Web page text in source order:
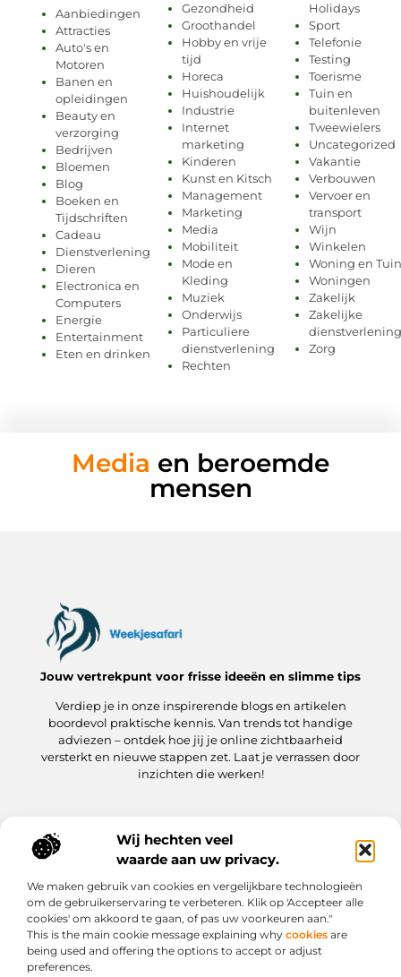
Wij hechten veel
waarde aan uw privacy.
We maken gebruik van cookies en vergelijkbare technologieën
om de gebruikerservaring te verbeteren. Klik op 'Accepteer alle
cookies' om akkoord te gaan, of pas uw voorkeuren aan."
This is the main cookie message explaining why cookies are
being used and offering the options to accept or adjust
preferences.
Aanbiedingen
Attracties
Auto's en
Motoren
Banen en
opleidingen
Beauty en
verzorging
Bedrijven
Bloemen
Blog
Boeken en
Tijdschriften
Cadeau
Dienstverlening
Dieren
Electronica en
Computers
Energie
Entertainment
Eten en drinken
Gezondheid
Groothandel
Hobby en vrije
tijd
Horeca
Huishoudelijk
Industrie
Internet
marketing
Kinderen
Kunst en Kitsch
Management
Marketing
Media
Mobiliteit
Mode en
Kleding
Muziek
Onderwijs
Particuliere
dienstverlening
Rechten
Holidays
Sport
Telefonie
Testing
Toerisme
Tuin en
buitenleven
Tweewielers
Uncategorized
Vakantie
Verbouwen
Vervoer en
transport
Wijn
Winkelen
Woning en Tuin
Woningen
Zakelijk
Zakelijke
dienstverlening
Zorg
Media en beroemde
mensen
Jouw vertrekpunt voor frisse ideeën en slimme tips
Verdiep je in onze inspirerende blogs en artikelen
boordevol praktische kennis. Van trends tot handige
adviezen – ontdek hoe jij je online zichtbaarheid
versterkt en nieuwe stappen zet. Laat je verrassen door
inzichten die werken!
Onze informatie
Bericht categorie